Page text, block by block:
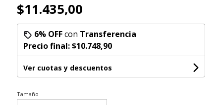
$11.435,00
6% OFFcon Transferencia
Precio final:$10.748,90
Ver cuotas y descuentos
Tamaño